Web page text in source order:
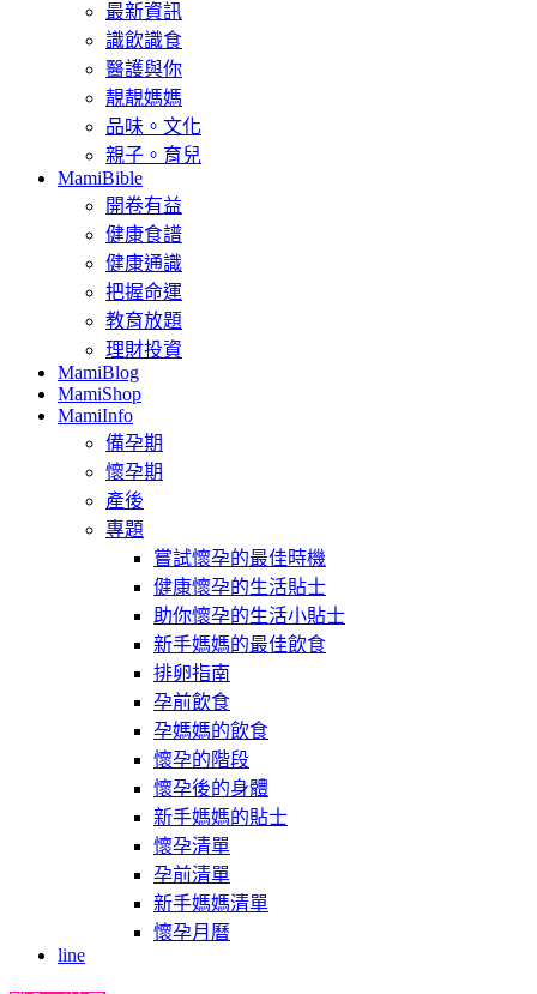
最新資訊
識飲識食
醫護與你
靚靚媽媽
品味。文化
親子。育兒
MamiBible
開卷有益
健康食譜
健康通識
把握命運
教育放題
理財投資
MamiBlog
MamiShop
MamiInfo
備孕期
懷孕期
產後
專題
嘗試懷孕的最佳時機
健康懷孕的生活貼士
助你懷孕的生活小貼士
新手媽媽的最佳飲食
排卵指南
孕前飲食
孕媽媽的飲食
懷孕的階段
懷孕後的身體
新手媽媽的貼士
懷孕清單
孕前清單
新手媽媽清單
懷孕月曆
line